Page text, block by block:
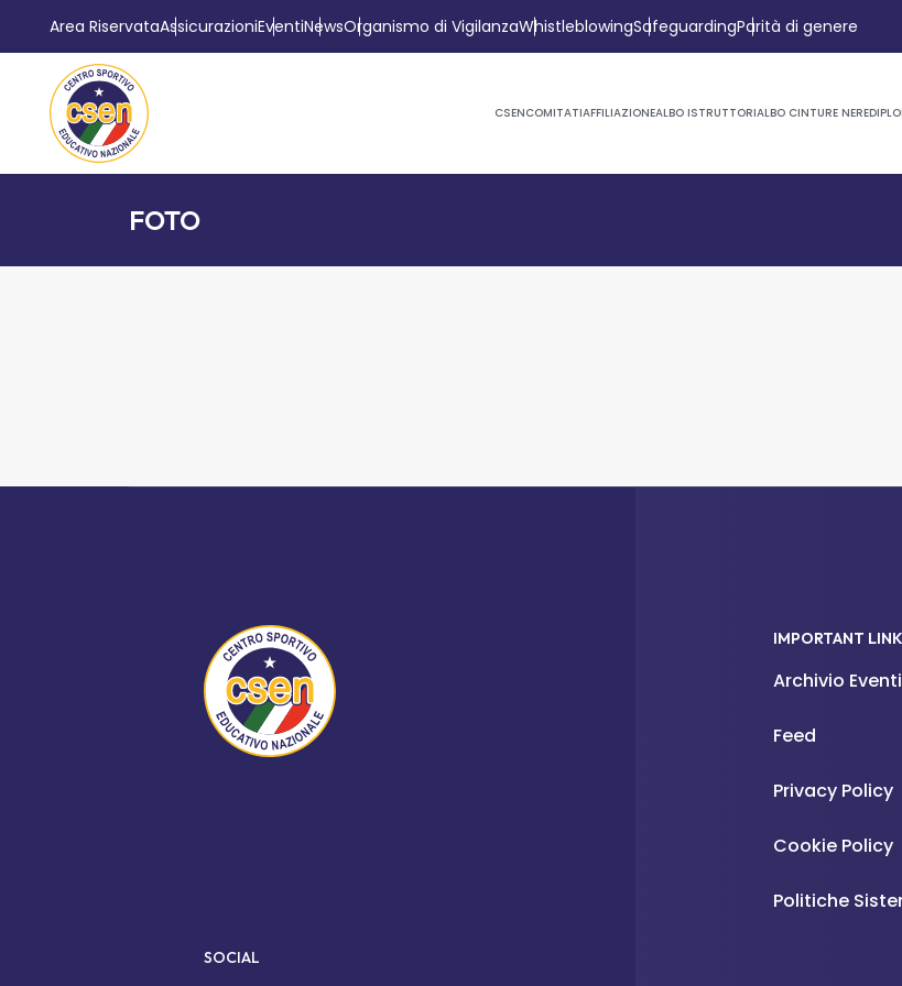
Area RiservataAssicurazioniEventiNewsOrganismo di VigilanzaWhistleblowingSafeguardingParità di genere
CSENCOMITATIAFFILIAZIONEALBO ISTRUTTORIALBO CINTURE NERE
FOTO
SOCIAL
IMPORTANT
Archivio Eventi
Feed
Privacy Policy
Cookie Policy
Politiche